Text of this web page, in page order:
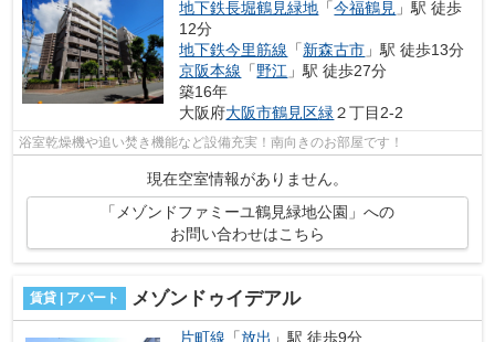
地下鉄長堀鶴見緑地 「今福鶴見 」駅 徒歩
12分
地下鉄今里筋線 「新森古市 」駅 徒歩13分
京阪本線 「野江 」駅 徒歩27分
築16年
大阪府大阪市鶴見区緑 ２丁目2-2
浴室乾燥機や追い焚き機能など設備充実！南向きのお部屋です！
現在空室情報がありません。
「メゾンドファミーユ鶴見緑地公園」への
お問い合わせはこちら
賃貸 | アパート メゾンドゥイデアル
片町線 「放出 」駅 徒歩9分